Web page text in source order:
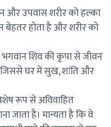
और उपवास शरीर को हल्का
होता है और शरीर को
भगवान शिव की कृपा से जीवन
जिससे घर में सुख, शांति और
रूप से अविवाहित
जाता है। मान्यता है कि वे